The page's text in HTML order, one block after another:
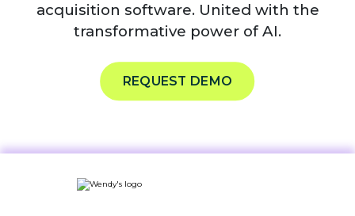
acquisition software. United with the
transformative power of AI.
REQUEST DEMO